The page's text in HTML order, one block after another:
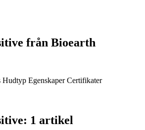
från Bioearth
Hudtyp Egenskaper Certifikater
1 artikel